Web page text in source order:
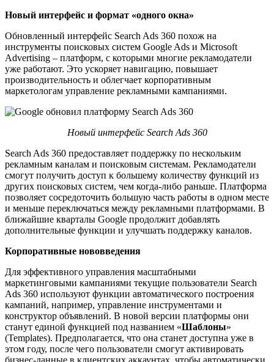
Новый интерфейс и формат «одного окна»
Обновленный интерфейс Search Ads 360 похож на
инструменты поисковых систем Google Ads и Microsoft
Advertising – платформ, с которыми многие рекламодатели
уже работают. Это ускоряет навигацию, повышает
производительность и облегчает корпоративным
маркетологам управление рекламными кампаниями.
Новый интерфейс Search Ads 360
Search Ads 360 предоставляет поддержку по нескольким
рекламным каналам и поисковым системам. Рекламодатели
смогут получить доступ к большему количеству функций из
других поисковых систем, чем когда-либо раньше. Платформа
позволяет сосредоточить большую часть работы в одном месте
и меньше переключаться между рекламными платформами. В
ближайшие кварталы Google продолжит добавлять
дополнительные функции и улучшать поддержку каналов.
Корпоративные нововведения
Для эффективного управления масштабными
маркетинговыми кампаниями текущие пользователи Search
Ads 360 используют функции автоматического построения
кампаний, например, управление инструментами и
конструктор объявлений. В новой версии платформы они
станут единой функцией под названием «Шаблоны»
(Templates). Предполагается, что она станет доступна уже в
этом году, после чего пользователи смогут активировать
бизнес-данные в клиентских аккаунтах, чтобы автоматически